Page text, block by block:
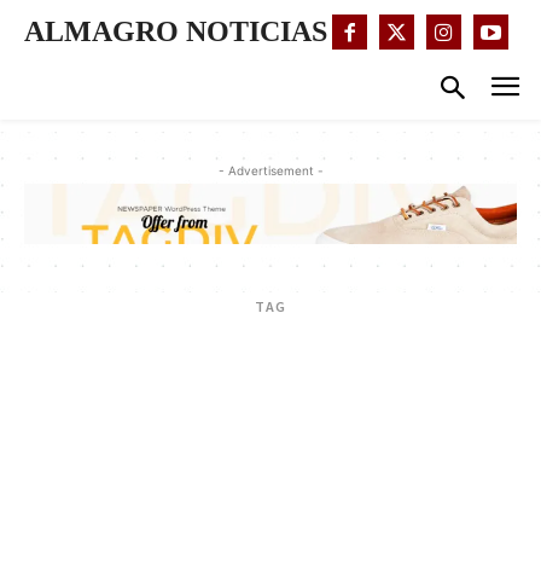
ALMAGRO NOTICIAS
- Advertisement -
TAG